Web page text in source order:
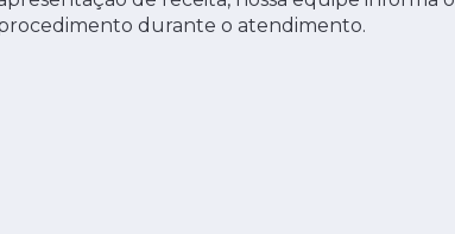
durante o atendimento.